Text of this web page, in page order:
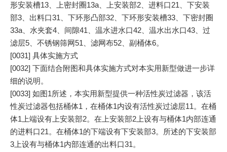
形安装槽13、上密封圈13a、上安装部2、进料口21、下安装
部3、出料口31、下环形凸部32、下环形安装槽33、下密封圈
33a、水夹套4、间隙41、温水进水口42、温水出水口43、过
滤层5、不锈钢筛网51、滤网布52、副桶体6。
[0031] 具体实施方式
[0032] 下面结合附图和具体实施方式对本实用新型做进一步详
细的说明。
[0033] 如图1所述，本实用新型提供一种活性炭过滤器，该活
性炭过滤器包括桶体1，在桶体1内设有活性炭过滤层11。在桶
体1上端设有上安装部2。在上安装部2上设有与桶体1内部连通
的进料口21。在桶体1的下端设有下安装部3。所述的下安装部
3上设有与桶体1内部连通的出料口31。